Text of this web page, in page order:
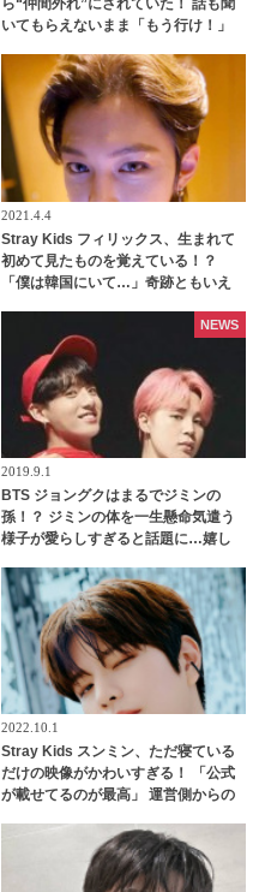
ら“仲間外れ”にされていた！ 話も聞
いてもらえないまま「もう行け！」
てからかうメンバーたちの団結力＆V
のリアクションに爆笑
2021.4.4
Stray Kids フィリックス、生まれて
初めて見たものを覚えている！？
「僕は韓国にいて…」奇跡ともいえ
2019.9.1
BTS ジョングクはまるでジミンの
孫！？ ジミンの体を一生懸命気遣う
様子が愛らしすぎると話題に…嬉し
ングクの優しさに感動
NEWS
2022.10.1
Stray Kids スンミン、ただ寝ている
だけの映像がかわいすぎる！ 「公式
が載せてるのが最高」 運営側からの